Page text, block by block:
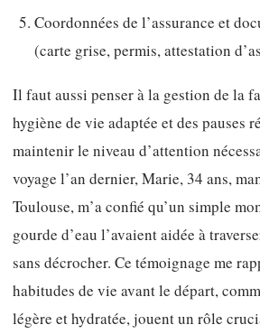
Coordonnées de l’assurance et
(carte grise, permis, attestation
Il faut aussi penser à la gestion de la
hygiène de vie adaptée et des pauses
maintenir le niveau d’attention
voyage l’an dernier, Marie, 34 ans,
Toulouse, m’a confié qu’un simple
gourde d’eau l’avaient aidée à
sans décrocher. Ce témoignage me
habitudes de vie avant le départ,
légère et hydratée, jouent un rôle